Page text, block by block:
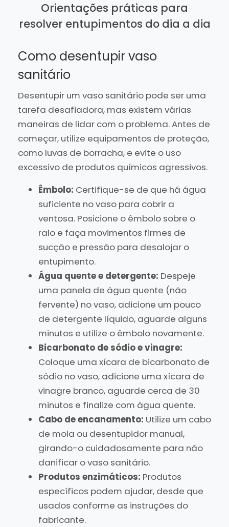
Orientações práticas para
resolver entupimentos do dia a dia
Como desentupir vaso
sanitário
Desentupir um vaso sanitário pode ser uma
tarefa desafiadora, mas existem várias
maneiras de lidar com o problema. Antes de
começar, utilize equipamentos de proteção,
como luvas de borracha, e evite o uso
excessivo de produtos químicos agressivos.
Êmbolo: Certifique-se de que há água
suficiente no vaso para cobrir a
ventosa. Posicione o êmbolo sobre o
ralo e faça movimentos firmes de
sucção e pressão para desalojar o
entupimento.
Água quente e detergente: Despeje
uma panela de água quente (não
fervente) no vaso, adicione um pouco
de detergente líquido, aguarde alguns
minutos e utilize o êmbolo novamente.
Bicarbonato de sódio e vinagre:
Coloque uma xícara de bicarbonato de
sódio no vaso, adicione uma xícara de
vinagre branco, aguarde cerca de 30
minutos e finalize com água quente.
Cabo de encanamento: Utilize um cabo
de mola ou desentupidor manual,
girando-o cuidadosamente para não
danificar o vaso sanitário.
Produtos enzimáticos: Produtos
específicos podem ajudar, desde que
usados conforme as instruções do
fabricante.